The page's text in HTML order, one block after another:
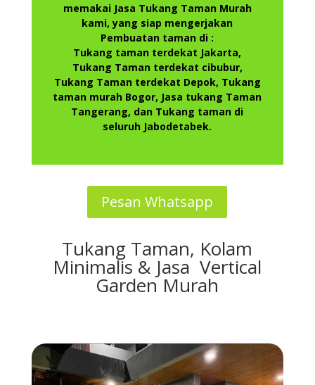
memakai Jasa Tukang Taman Murah
kami, yang siap mengerjakan
Pembuatan taman di :
Tukang taman terdekat Jakarta,
Tukang Taman terdekat cibubur,
Tukang Taman terdekat Depok, Tukang
taman murah Bogor, Jasa tukang Taman
Tangerang, dan Tukang taman di
seluruh Jabodetabek.
Pesan Whatsapp
Tukang Taman, Kolam
Minimalis & Jasa Vertical
Garden Murah